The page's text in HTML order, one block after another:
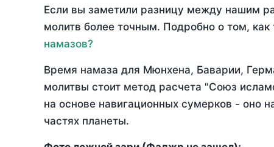
Если вы заметили разницу между нашим
молитв более точным. Подробно о том,
намазов?
Время намаза для Мюнхена, Баварии,
молитвы стоит метод расчета "Союз
на основе навигационных сумерков - оно
частях планеты.